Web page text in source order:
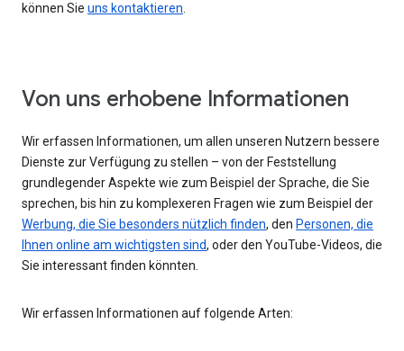
können Sie uns kontaktieren.
Von uns erhobene Informationen
Wir erfassen Informationen, um allen unseren Nutzern bessere
Dienste zur Verfügung zu stellen – von der Feststellung
grundlegender Aspekte wie zum Beispiel der Sprache, die Sie
sprechen, bis hin zu komplexeren Fragen wie zum Beispiel der
Werbung, die Sie besonders nützlich finden, den Personen, die
Ihnen online am wichtigsten sind, oder den YouTube-Videos, die
Sie interessant finden könnten.
Wir erfassen Informationen auf folgende Arten: